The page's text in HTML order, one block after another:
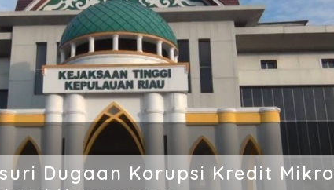
Dugaan Korupsi Kredit Mikro